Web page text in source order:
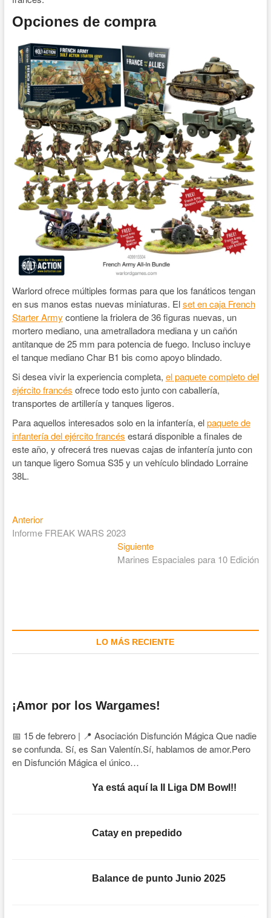
Opciones de compra
Warlord ofrece múltiples formas para que los fanáticos tengan
en sus manos estas nuevas miniaturas. Elset en caja French
Starter Army contiene la friolera de 36 figuras nuevas, un
mortero mediano, una ametralladora mediana y un cañón
antitanque de 25 mm para potencia de fuego. Incluso incluye
el tanque mediano Char B1 bis como apoyo blindado.
Si desea vivir la experiencia completa, el paquete completo del
ejército francés ofrece todo esto junto con caballería,
transportes de artillería y tanques ligeros.
Para aquellos interesados ​​solo en la infantería, elpaquete de
infantería del ejército francés estará disponible a finales de
este año, y ofrecerá tres nuevas cajas de infantería junto con
un tanque ligero Somua S35 y un vehículo blindado Lorraine
38L.
Anterior
Informe FREAK WARS 2023
Siguiente
Marines Espaciales para 10 Edición
LO MÁS RECIENTE
¡Amor por los Wargames!
📅 15 de febrero | 📍 Asociación Disfunción Mágica Que nadie
se confunda. Sí, es San Valentín.Sí, hablamos de amor.Pero
en Disfunción Mágica el único…
Ya está aquí la II Liga DM Bowl!!
Catay en prepedido
Balance de punto Junio 2025